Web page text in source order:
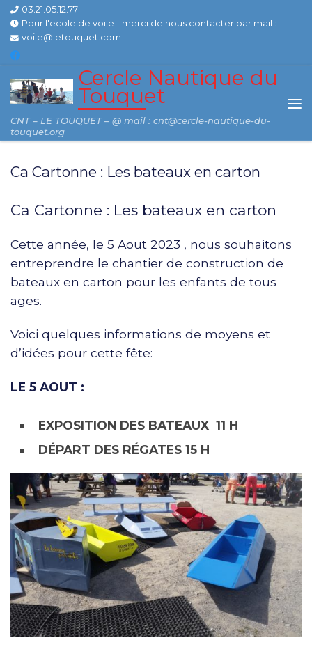
Skip to content
03.21.05.12.77
Pour l'ecole de voile - merci de nous contacter par mail :
voile@letouquet.com
Cercle Nautique du
Touquet
CNT – LE TOUQUET – @ mail : cnt@cercle-nautique-du-
touquet.org
Ca Cartonne : Les bateaux en carton
Ca Cartonne : Les bateaux en carton
Cette année, le 5 Aout 2023 , nous souhaitons
entreprendre le chantier de construction de
bateaux en carton pour les enfants de tous
ages.
Voici quelques informations de moyens et
d’idées pour cette fête:
LE 5 AOUT :
EXPOSITION DES BATEAUX 11 H
DÉPART DES RÉGATES 15 H